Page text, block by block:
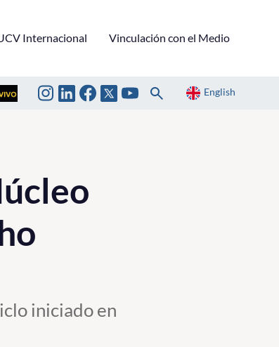
Internacional Vinculación con el Medio
English
iniciado en